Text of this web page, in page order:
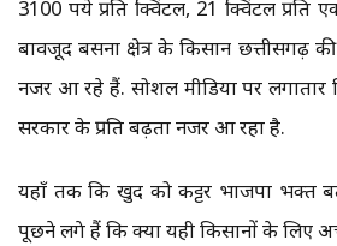
3100 रुपये प्रति क्विंटल, 21 क्विंटल
बावजूद बसना क्षेत्र के किसान छत्तीसगढ़
नजर आ रहे हैं. सोशल मीडिया पर लगातार
सरकार के प्रति बढ़ता नजर आ रहा है.
यहाँ तक कि खुद को कट्टर भाजपा भक्त
पूछने लगे हैं कि क्या यही किसानों के लिए